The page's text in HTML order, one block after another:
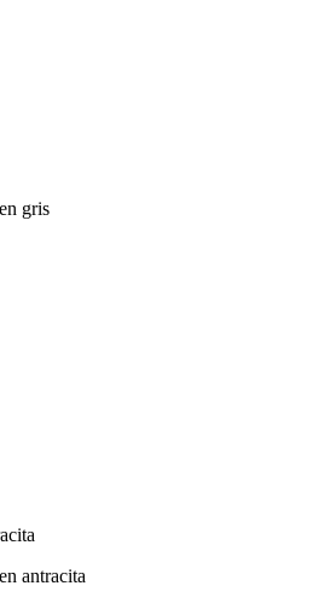
gris
antracita